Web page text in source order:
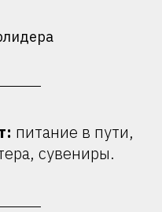
питание в пути,
сувениры.